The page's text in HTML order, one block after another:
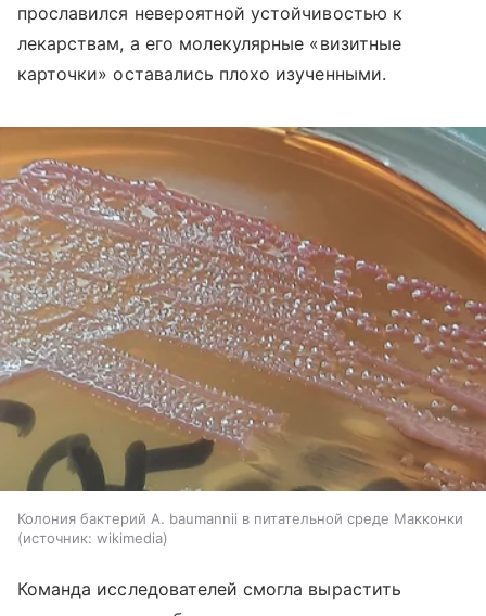
прославился невероятной устойчивостью к
лекарствам, а его молекулярные «визитные
карточки» оставались плохо изученными.
Колония бактерий A. baumannii в питательной среде Макконки
источник: wikimedia
Команда исследователей смогла вырастить